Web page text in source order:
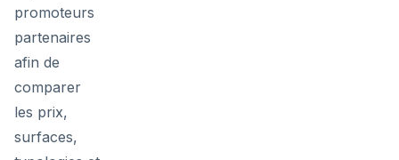
promoteurs
partenaires
afin de
comparer
les prix,
surfaces,